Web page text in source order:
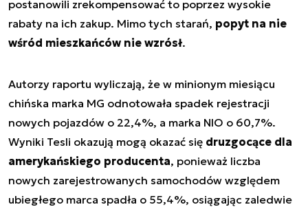
postanowili zrekompensować to poprzez wysokie
rabaty na ich zakup. Mimo tych starań, popyt na nie
wśród mieszkańców nie wzrósł.
Autorzy raportu wyliczają, że w minionym miesiącu
chińska marka MG odnotowała spadek rejestracji
nowych pojazdów o 22,4%, a marka NIO o 60,7%.
Wyniki Tesli okazują mogą okazać się druzgocące dla
amerykańskiego producenta, ponieważ liczba
nowych zarejestrowanych samochodów względem
ubiegłego marca spadła o 55,4%, osiągając zaledwie